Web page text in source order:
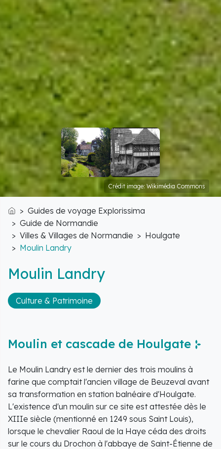
Crédit image: Wikimédia Commons
Accueil
Guides de voyage Explorissima
Guide de Normandie
Villes & Villages de Normandie
Houlgate
Moulin Landry
Moulin Landry
Culture & Patrimoine
Moulin et cascade de Houlgate
Le Moulin Landry est le dernier des trois moulins à
farine que comptait l'ancien village de Beuzeval avant
sa transformation en station balnéaire d'Houlgate.
L'existence d'un moulin sur ce site est attestée dès le
XIIIe siècle (mentionné en 1249 sous Saint Louis),
lorsque le chevalier Raoul de la Haye céda des droits
sur le cours du Drochon à l'abbaye de Saint-Étienne de